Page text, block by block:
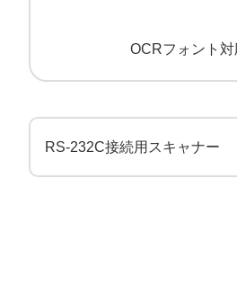
OCRフォント対
RS-232C接続用スキャナー